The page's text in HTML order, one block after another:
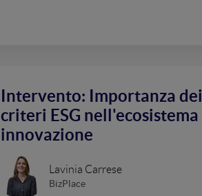
Intervento: Importanza dei
criteri ESG nell'ecosistema
innovazione
Lavinia Carrese
BizPlace